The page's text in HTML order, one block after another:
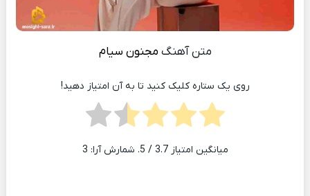
متن آهنگ مجنون سیام
روی یک ستاره کلیک کنید تا به آن امتیاز دهید!
میانگین امتیاز3.7 / 5. شمارش آرا: 3